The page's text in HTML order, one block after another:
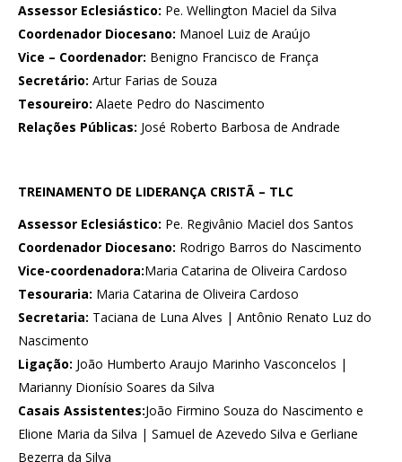
Assessor Eclesiástico: Pe. Wellington Maciel da Silva
Coordenador Diocesano: Manoel Luiz de Araújo
Vice – Coordenador: Benigno Francisco de França
Secretário: Artur Farias de Souza
Tesoureiro: Alaete Pedro do Nascimento
Relações Públicas: José Roberto Barbosa de Andrade
TREINAMENTO DE LIDERANÇA CRISTÃ – TLC
Assessor Eclesiástico: Pe. Regivânio Maciel dos Santos
Coordenador Diocesano: Rodrigo Barros do Nascimento
Vice-coordenadora:Maria Catarina de Oliveira Cardoso
Tesouraria: Maria Catarina de Oliveira Cardoso
Secretaria: Taciana de Luna Alves | Antônio Renato Luz do
Nascimento
Ligação: João Humberto Araujo Marinho Vasconcelos |
Marianny Dionísio Soares da Silva
Casais Assistentes:João Firmino Souza do Nascimento e
Elione Maria da Silva | Samuel de Azevedo Silva e Gerliane
Bezerra da Silva